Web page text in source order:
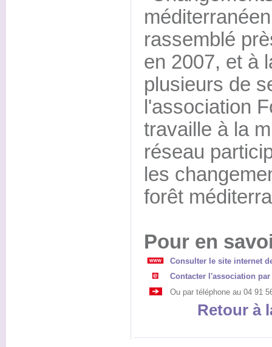
rassemblé
en 2007, et à
plusieurs de
l'association
travaille à la
réseau
les
forêt
Pour en
Consulter le site internet
Contacter l'association par
Ou par téléphone au 04 91
Retour à